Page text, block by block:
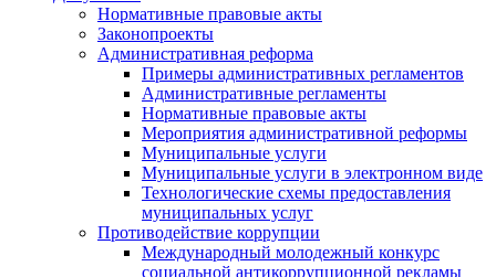
Нормативные правовые акты
Законопроекты
Административная реформа
Примеры административных регламентов
Административные регламенты
Нормативные правовые акты
Мероприятия административной реформы
Муниципальные услуги
Муниципальные услуги в электронном виде
Технологические схемы предоставления
муниципальных услуг
Противодействие коррупции
Международный молодежный конкурс
социальной антикоррупционной рекламы